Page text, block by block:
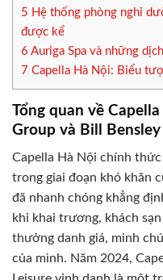
5 Hệ thống phòng nghỉ
được kể
6 Auriga Spa và những
7 Capella Hà Nội: Biểu
Tổng quan về
Group và Bill Bensley
Capella Hà Nội chính
trong giai đoạn khó khăn
đã nhanh chóng khẳng
khi khai trương, khách
thưởng danh giá, minh
của mình. Năm 2024,